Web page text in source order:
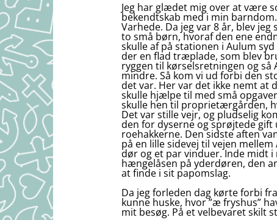
Jeg har glædet mig over at være
bekendtskab med i min
Varhede. Da jeg var 8 år, blev
to små børn, hvoraf den ene
skulle af på stationen i Aulum
der en flad træplade, som blev
ryggen til kørselsretningen og så
mindre. Så kom vi ud forbi den
det var. Her var det ikke nemt at
skulle hjælpe til med små
skulle hen til proprietærgården,
Det var stille vejr, og pludselig
den for dyserne og sprøjtede
roehakkerne. Den sidste aften
på en lille sidevej til vejen
dør og et par vinduer. Inde midt
hængelåsen på yderdøren, den
at finde i sit papomslag.
Da jeg forleden dag kørte forbi
kunne huske, hvor ”æ fryshus”
mit besøg. På et velbevaret skilt